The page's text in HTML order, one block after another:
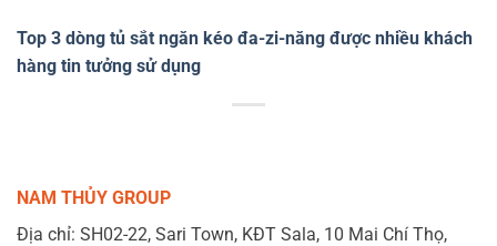
Top 3 dòng tủ sắt ngăn kéo đa-zi-năng được nhiều khách
hàng tin tưởng sử dụng
NAM THỦY GROUP
Địa chỉ: SH02-22, Sari Town, KĐT Sala, 10 Mai Chí Thọ,